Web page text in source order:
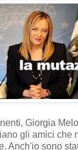
Giorgia
gli amici che
Anch'io sono